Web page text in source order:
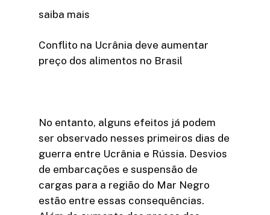
saiba mais
Conflito na Ucrânia deve aumentar
preço dos alimentos no Brasil
No entanto, alguns efeitos já podem
ser observado nesses primeiros dias de
guerra entre Ucrânia e Rússia. Desvios
de embarcações e suspensão de
cargas para a região do Mar Negro
estão entre essas consequências.